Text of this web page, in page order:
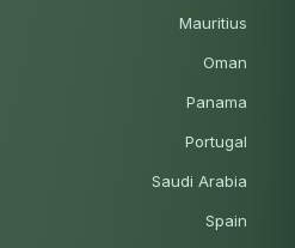
Mauritius
Oman
Panama
Portugal
Saudi Arabia
Spain